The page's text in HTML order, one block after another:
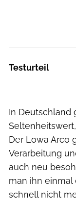
Testurteil
In Deutschland
Der Lowa Arco
Verarbeitung
auch neu
man ihn einmal
schnell nicht